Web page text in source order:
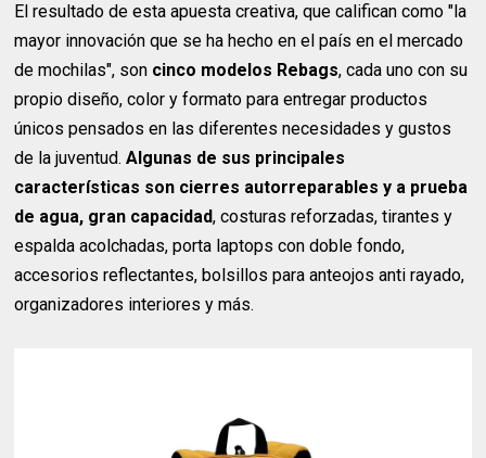
El resultado de esta apuesta creativa, que califican como "la
mayor innovación que se ha hecho en el país en el mercado
de mochilas", son cinco modelos Rebags, cada uno con su
propio diseño, color y formato para entregar productos
únicos pensados en las diferentes necesidades y gustos
de la juventud.Algunas de sus principales
características son cierres autorreparables y a prueba
de agua, gran capacidad, costuras reforzadas, tirantes y
espalda acolchadas, porta laptops con doble fondo,
accesorios reflectantes, bolsillos para anteojos anti rayado,
organizadores interiores y más.